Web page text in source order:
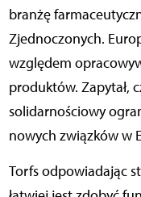
branżę
Zjednoczonych.
względem
produktów. Zapytał,
solidarnościowy
nowych związków w
Torfs odpowiadając